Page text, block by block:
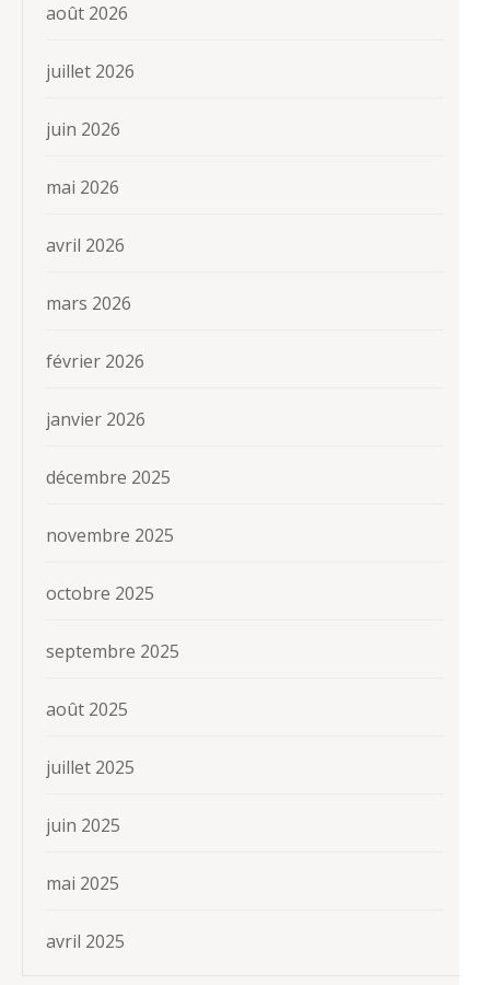
août 2026
juillet 2026
juin 2026
mai 2026
avril 2026
mars 2026
février 2026
janvier 2026
décembre 2025
novembre 2025
octobre 2025
septembre 2025
août 2025
juillet 2025
juin 2025
mai 2025
avril 2025